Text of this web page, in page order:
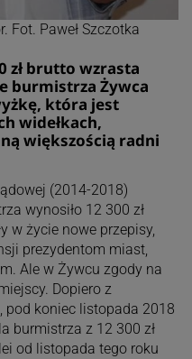
Fot. Paweł Szczotka
zł brutto wzrasta
burmistrza Żywca
która jest
widełkach,
większością radni
(2014-2018)
wynosiło 12 300 zł
w życie nowe przepisy,
prezydentom miast,
Ale w Żywcu zgody na
Dopiero z
pod koniec listopada 2018
burmistrza z 12 300 zł
od listopada tego roku